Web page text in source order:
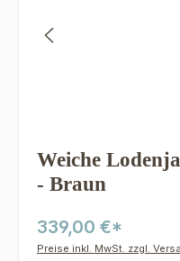
Weiche
- Braun
339,00 €*
Preise inkl. MwSt. zzgl.